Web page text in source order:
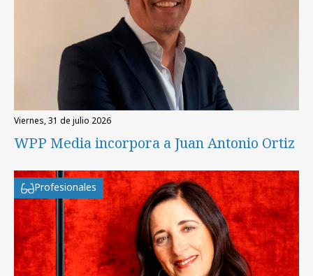
viernes, 31 de julio 2026
WPP Media incorpora a Juan Antonio Ortiz
Profesionales